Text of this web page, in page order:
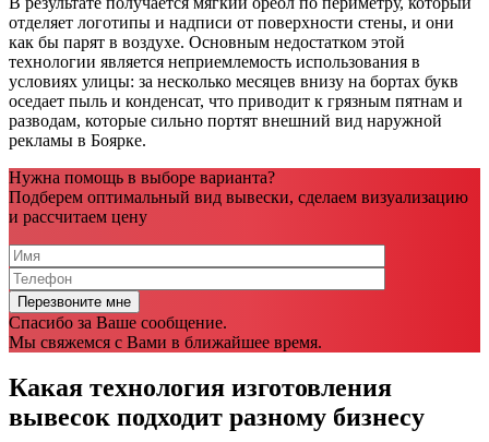
отделяет логотипы и надписи от поверхности стены, и они
как бы парят в воздухе. Основным недостатком этой
технологии является неприемлемость использования в
условиях улицы: за несколько месяцев внизу на бортах букв
оседает пыль и конденсат, что приводит к грязным пятнам и
разводам, которые сильно портят внешний вид наружной
рекламы в Боярке.
Нужна помощь в выборе варианта?
Подберем оптимальный вид вывески, сделаем визуализацию
и рассчитаем цену
Спасибо за Ваше сообщение.
Мы свяжемся с Вами в ближайшее время.
Какая технология изготовления
вывесок подходит разному бизнесу